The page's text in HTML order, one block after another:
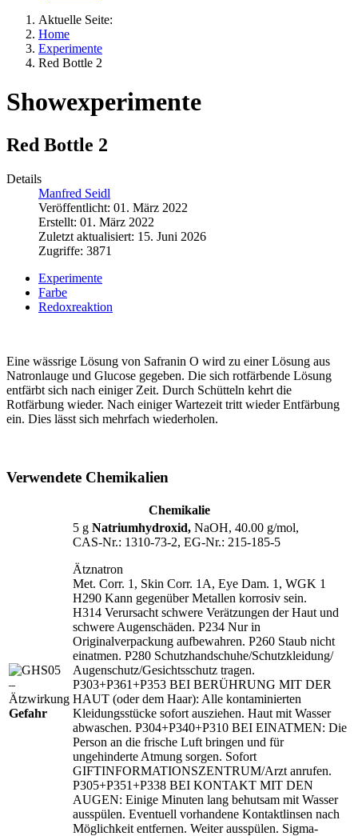
Aktuelle Seite:
Home
Experimente
Red Bottle 2
Showexperimente
Red Bottle 2
Details
Manfred Seidl
Veröffentlicht: 01. März 2022
Erstellt: 01. März 2022
Zuletzt aktualisiert: 15. Juni 2026
Zugriffe: 3871
Experimente
Farbe
Redoxreaktion
Eine wässrige Lösung von Safranin O wird zu einer Lösung aus
Natronlauge und Glucose gegeben. Die sich rotfärbende Lösung
entfärbt sich nach einiger Zeit. Durch Schütteln kehrt die
Rotfärbung wieder. Nach einiger Wartezeit tritt wieder Entfärbung
ein. Dies lässt sich mehrfach wiederholen.
Verwendete Chemikalien
Chemikalie
Gefahr
5 g Natriumhydroxid, NaOH, 40.00 g/mol,
CAS‑Nr.: 1310‑73‑2, EG‑Nr.: 215‑185‑5
Ätznatron
Met. Corr. 1, Skin Corr. 1A, Eye Dam. 1, WGK 1
H290 Kann gegenüber Metallen korrosiv sein.
H314 Verursacht schwere Verätzungen der Haut und
schwere Augenschäden. P234 Nur in
Originalverpackung aufbewahren. P260 Staub nicht
einatmen. P280 Schutzhandschuhe/Schutzkleidung/
Augenschutz/Gesichtsschutz tragen.
P303+P361+P353 BEI BERÜHRUNG MIT DER
HAUT (oder dem Haar): Alle kontaminierten
Kleidungsstücke sofort ausziehen. Haut mit Wasser
abwaschen. P304+P340+P310 BEI EINATMEN: Die
Person an die frische Luft bringen und für
ungehinderte Atmung sorgen. Sofort
GIFTINFORMATIONSZENTRUM/Arzt anrufen.
P305+P351+P338 BEI KONTAKT MIT DEN
AUGEN: Einige Minuten lang behutsam mit Wasser
ausspülen. Eventuell vorhandene Kontaktlinsen nach
Möglichkeit entfernen. Weiter ausspülen. Sigma-